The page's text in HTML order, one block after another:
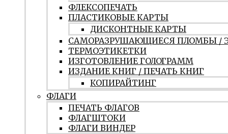
ФЛЕКСОПЕЧАТЬ
ПЛАСТИКОВЫЕ КАРТЫ
ДИСКОНТНЫЕ КАРТЫ
САМОРАЗРУШАЮЩИЕСЯ ПЛОМБЫ /
ТЕРМОЭТИКЕТКИ
ИЗГОТОВЛЕНИЕ ГОЛОГРАММ
ИЗДАНИЕ КНИГ / ПЕЧАТЬ КНИГ
КОПИРАЙТИНГ
ФЛАГИ
ПЕЧАТЬ ФЛАГОВ
ФЛАГШТОКИ
ФЛАГИ ВИНДЕР